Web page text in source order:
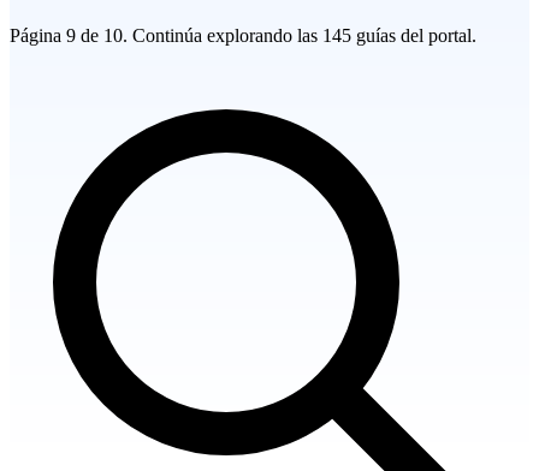
Página 9 de 10. Continúa explorando las 145 guías del portal.